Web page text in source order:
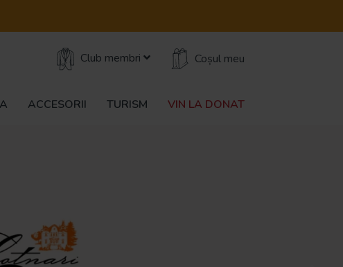
Club membri Coșul meu
ACCESORII TURISM VIN LA DONAT